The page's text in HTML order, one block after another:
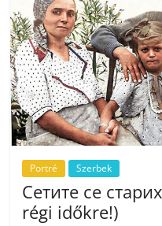
Portré Szerbek
Сетите се
régi időkre!)